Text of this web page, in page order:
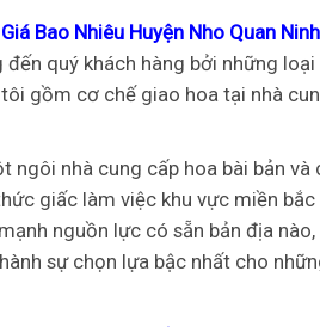
Bao Nhiêu Huyện Nho Quan
quý khách hàng bởi những
gồm cơ chế giao hoa tại nhà
ngôi nhà cung cấp hoa bài bản và
giấc làm việc khu vực miền
nguồn lực có sẵn bản địa
sự chọn lựa bậc nhất cho